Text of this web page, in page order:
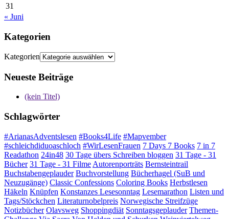
31
« Juni
Kategorien
Kategorien
Neueste Beiträge
(kein Titel)
Schlagwörter
#ArianasAdventslesen #Books4Life #Mapvember
#schleichdiduoaschloch #WirLesenFrauen 7 Days 7 Books 7 in 7
Readathon 24in48 30 Tage übers Schreiben bloggen 31 Tage - 31
Bücher 31 Tage - 31 Filme Autorenporträts Bernsteintrail
Buchstabengeplauder Buchvorstellung Bücherhagel (SuB und
Neuzugänge) Classic Confessions Coloring Books Herbstlesen
Häkeln Knüpfen Konstanzes Lesesonntag Lesemarathon Listen und
Tags/Stöckchen Literaturnobelpreis Norwegische Streifzüge
Notizbücher Olavsweg Shoppingdiät Sonntagsgeplauder Themen-